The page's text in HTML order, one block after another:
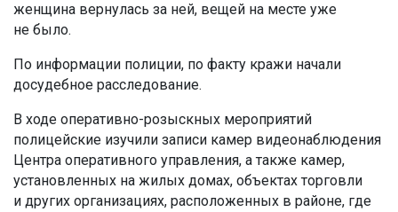
женщина вернулась за ней, вещей на месте уже
не было.
По информации полиции, по факту кражи начали
досудебное расследование.
В ходе оперативно-розыскных мероприятий
полицейские изучили записи камер видеонаблюдения
Центра оперативного управления, а также камер,
установленных на жилых домах, объектах торговли
и других организациях, расположенных в районе, где